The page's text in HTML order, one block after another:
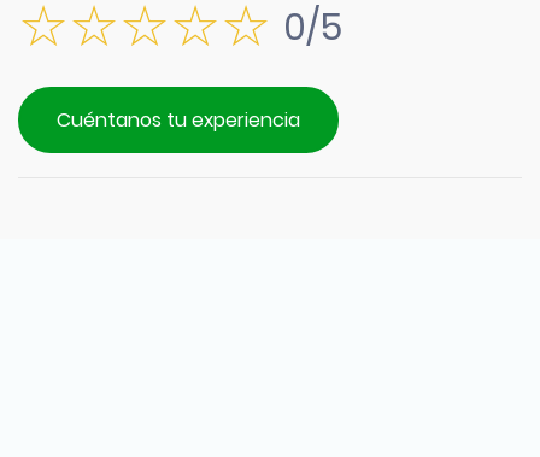
0/5
Cuéntanos tu experiencia